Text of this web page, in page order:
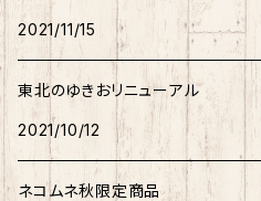
こぎみゅん
ウィッシュミーメル
リトルツインスターズ
旅カワウソ・しばいぬ
むすび丸
秋田犬
ネコムネandシバ
ご当地ハムスター
ゆきお
おそ松さん
サンリオキャラクター他
ネコムネandシバ
ピンバッチ
御朱印帳
ノート
ホヤぼーや
ボクサーパンツ
アクリルスタンド
2021/11/15
東北のゆきおリニューアル
2021/10/12
ネコムネ秋限定商品